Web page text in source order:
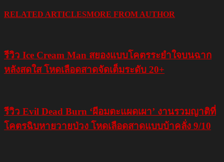
RELATED ARTICLESMORE FROM AUTHOR
รีวิว Ice Cream Man สยองแบบโคตรระยำใจบนฉาก
หลังสดใส โหดเลือดสาดจัดเต็มระดับ 20+
รีวิว Evil Dead Burn ‘ผีอมตะแผดเผา’ งานรวมญาติที่
โคตรฉิบหายวายป่วง โหดเลือดสาดแบบบ้าคลั่ง 9/10